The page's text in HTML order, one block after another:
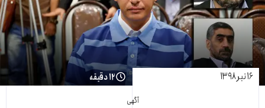
۱۶ تیر ۱۳۹۸ ۱۲ دقیقه
آگهی